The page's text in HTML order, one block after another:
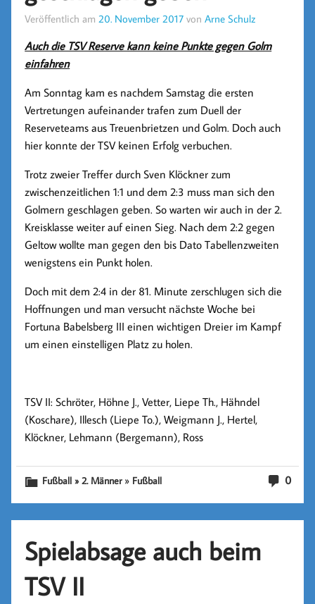
Veröffentlich am 20. November 2017 vonArne Schulz
Auch die TSV Reserve kann keine Punkte gegen Golm
einfahren
Am Sonntag kam es nachdem Samstag die ersten
Vertretungen aufeinander trafen zum Duell der
Reserveteams aus Treuenbrietzen und Golm. Doch auch
hier konnte der TSV keinen Erfolg verbuchen.
Trotz zweier Treffer durch Sven Klöckner zum
zwischenzeitlichen 1:1 und dem 2:3 muss man sich den
Golmern geschlagen geben. So warten wir auch in der 2.
Kreisklasse weiter auf einen Sieg. Nach dem 2:2 gegen
Geltow wollte man gegen den bis Dato Tabellenzweiten
wenigstens ein Punkt holen.
Doch mit dem 2:4 in der 81. Minute zerschlugen sich die
Hoffnungen und man versucht nächste Woche bei
Fortuna Babelsberg III einen wichtigen Dreier im Kampf
um einen einstelligen Platz zu holen.
TSV II: Schröter, Höhne J., Vetter, Liepe Th., Hähndel
(Koschare), Illesch (Liepe To.), Weigmann J., Hertel,
Klöckner, Lehmann (Bergemann), Ross
0
Fußball » 2. Männer» Fußball
Spielabsage auch beim
TSV II